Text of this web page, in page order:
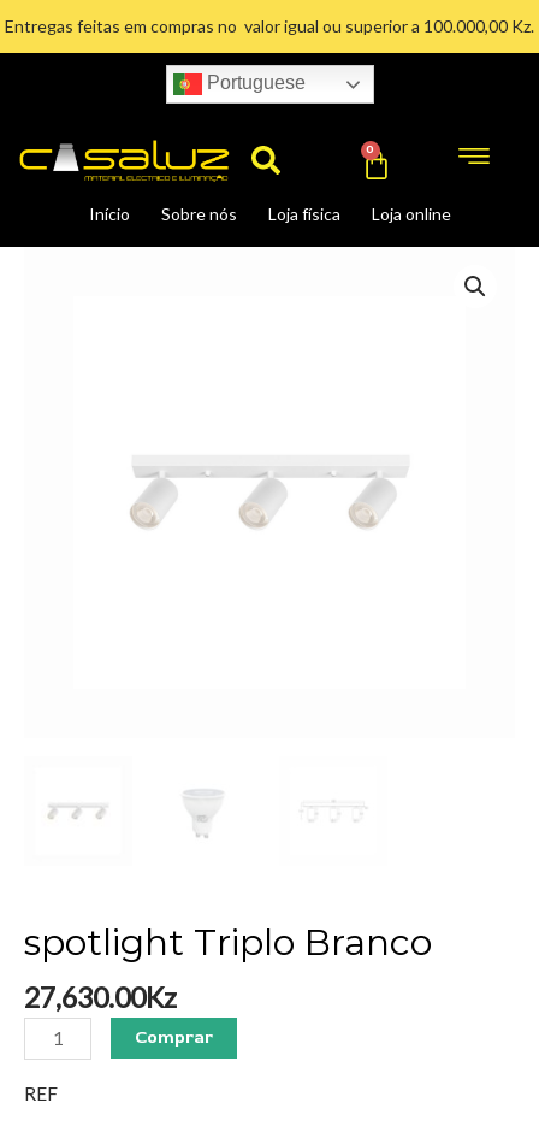
Entregas feitas em compras no valor igual ou superior a 100.000,00 Kz.
Portuguese
Search
Início Sobre nós Loja física Loja online
0 Cart
spotlight Triplo Branco
27,630.00Kz
Comprar
REF